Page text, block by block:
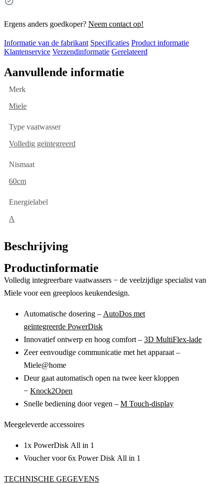
Ergens anders goedkoper? Neem contact op!
Informatie van de fabrikant Specificaties Product informatie
Klantenservice Verzendinformatie Gerelateerd
Aanvullende informatie
Merk
Miele
Type vaatwasser
Volledig geïntegreerd
Nismaat
60cm
Energielabel
A
Beschrijving
Productinformatie
Volledig integreerbare vaatwassers − de veelzijdige specialist van
Miele voor een greeploos keukendesign.
Automatische dosering – AutoDos met
geïntegreerde PowerDisk
Innovatief ontwerp en hoog comfort – 3D MultiFlex-lade
Zeer eenvoudige communicatie met het apparaat –
Miele@home
Deur gaat automatisch open na twee keer kloppen
− Knock2Open
Snelle bediening door vegen – M Touch-display
Meegeleverde accessoires
1x PowerDisk All in 1
Voucher voor 6x Power Disk All in 1
TECHNISCHE GEGEVENS